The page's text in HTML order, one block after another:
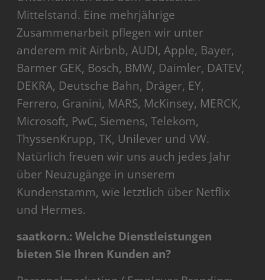
Mittelstand. Eine mehrjährige
Zusammenarbeit pflegen wir unter
anderem mit Airbnb, AUDI, Apple, Bayer,
Barmer GEK, Bosch, BMW, Daimler, DATEV,
DEKRA, Deutsche Bahn, Dräger, EY,
Ferrero, Granini, MARS, McKinsey, MERCK,
Microsoft, PwC, Siemens, Telekom,
ThyssenKrupp, TK, Unilever und VW.
Natürlich freuen wir uns auch jedes Jahr
über Neuzugänge in unserem
Kundenstamm, wie letztlich über Netflix
und Hermes.
saatkorn.: Welche Dienstleistungen
bieten Sie Ihren Kunden an?